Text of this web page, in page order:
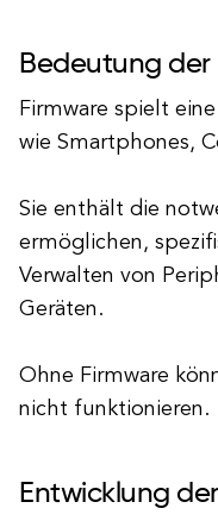
Bedeutung der
Firmware spielt
wie Smartphones,
Sie enthält die
ermöglichen,
Verwalten von
Geräten.
Ohne Firmware
nicht funktionieren.
Entwicklung